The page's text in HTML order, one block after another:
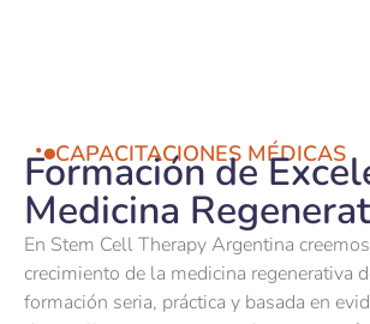
CAPACITACIONES MÉDICAS
Formación de
Medicina
En Stem Cell Therapy Argentina
crecimiento de la medicina regenerativa
formación seria, práctica y basada en